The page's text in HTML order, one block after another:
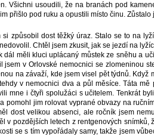
Všichni usoudili, že na branách pod
přišlo pod ruku a opustili místo činu.
si způsobil dost těžký úraz. Stalo se to na
Chtěl jsem zkusit, jak se jezdí na
dál měli kluci uplácaný můstek ze sněhu a
jsem v Orlovské nemocnici se zlomeninou
na závaží, kde jsem visel pět týdnů.
v nemocnici dva a půl měsíce. Táta
mne i čtyři spolužáci s učitelem. Tenkrát
pomohl jim rolovat vyprané obvazy na
dost velikou absenci, ale ročník jsem
v pozdějších letech z rentgenových
se s tím vypořádaly samy, takže jsem